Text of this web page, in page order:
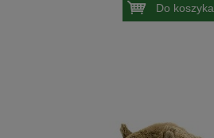
Do koszyka